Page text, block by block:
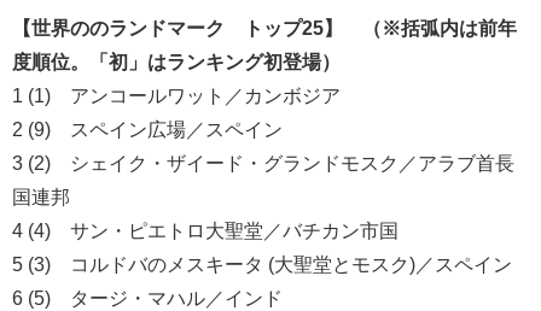
【世界ののランドマーク トップ25】 （※括弧内は前年
度順位。「初」はランキング初登場）
1 (1) アンコールワット／カンボジア
2 (9) スペイン広場／スペイン
3 (2) シェイク・ザイード・グランドモスク／アラブ首長
国連邦
4 (4) サン・ピエトロ大聖堂／バチカン市国
5 (3) コルドバのメスキータ (大聖堂とモスク)／スペイン
6 (5) タージ・マハル／インド